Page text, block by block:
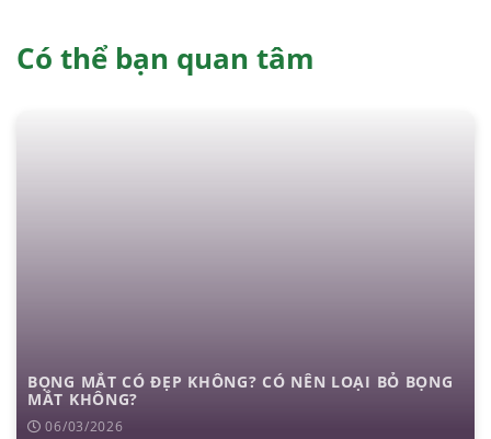
Có thể bạn quan tâm
BỌNG MẮT CÓ ĐẸP KHÔNG? CÓ NÊN LOẠI BỎ BỌNG
MẮT KHÔNG?
06/03/2026